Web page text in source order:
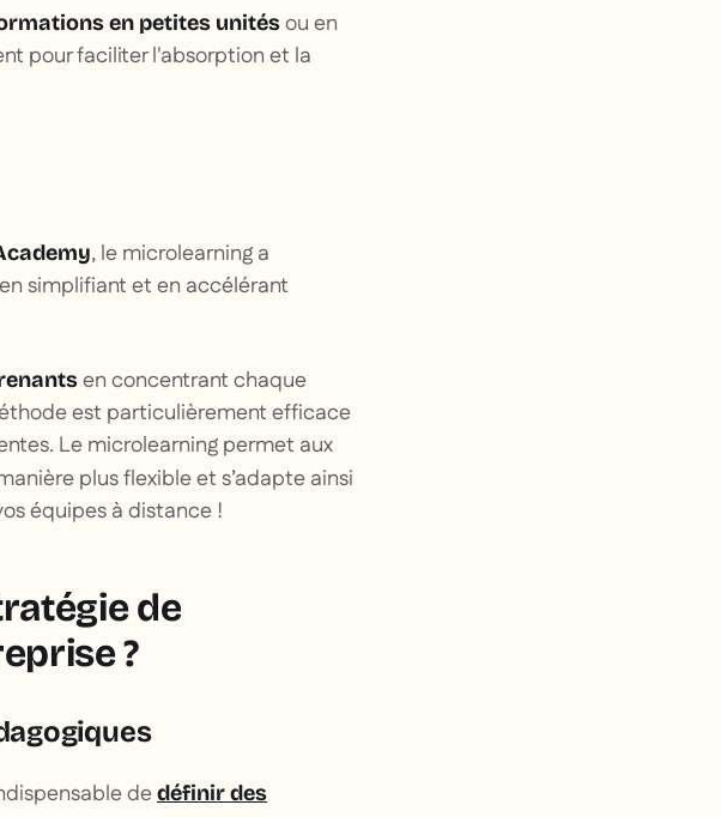
en petites unitésou en
pour faciliter l'absorption et la
, le microlearning a
simplifiant et en accélérant
en concentrant chaque
est particulièrement efficace
Le microlearning permet aux
plus flexible et s’adapte ainsi
équipes à distance !
de
?
dedéfinir des